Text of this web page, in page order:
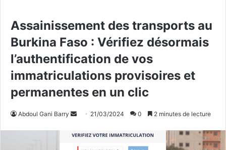
Assainissement des transports au
Burkina Faso : Vérifiez désormais
l’authentification de vos
immatriculations provisoires et
permanentes en un clic
Abdoul Gani Barry
v
21/03/2024 0 2 minutes de lecture